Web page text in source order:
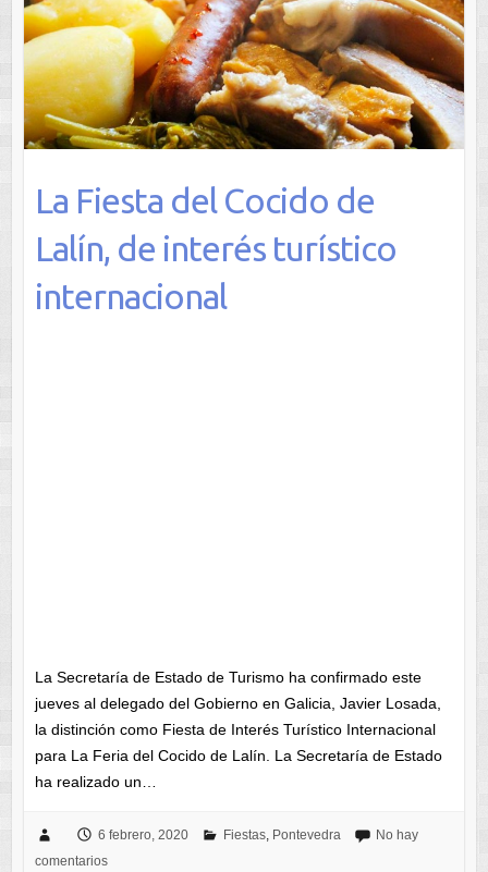
La Fiesta del Cocido de
Lalín, de interés turístico
internacional
La Secretaría de Estado de Turismo ha confirmado este
jueves al delegado del Gobierno en Galicia, Javier Losada,
la distinción como Fiesta de Interés Turístico Internacional
para La Feria del Cocido de Lalín. La Secretaría de Estado
ha realizado un…
6 febrero, 2020 Fiestas, Pontevedra
No hay
comentarios